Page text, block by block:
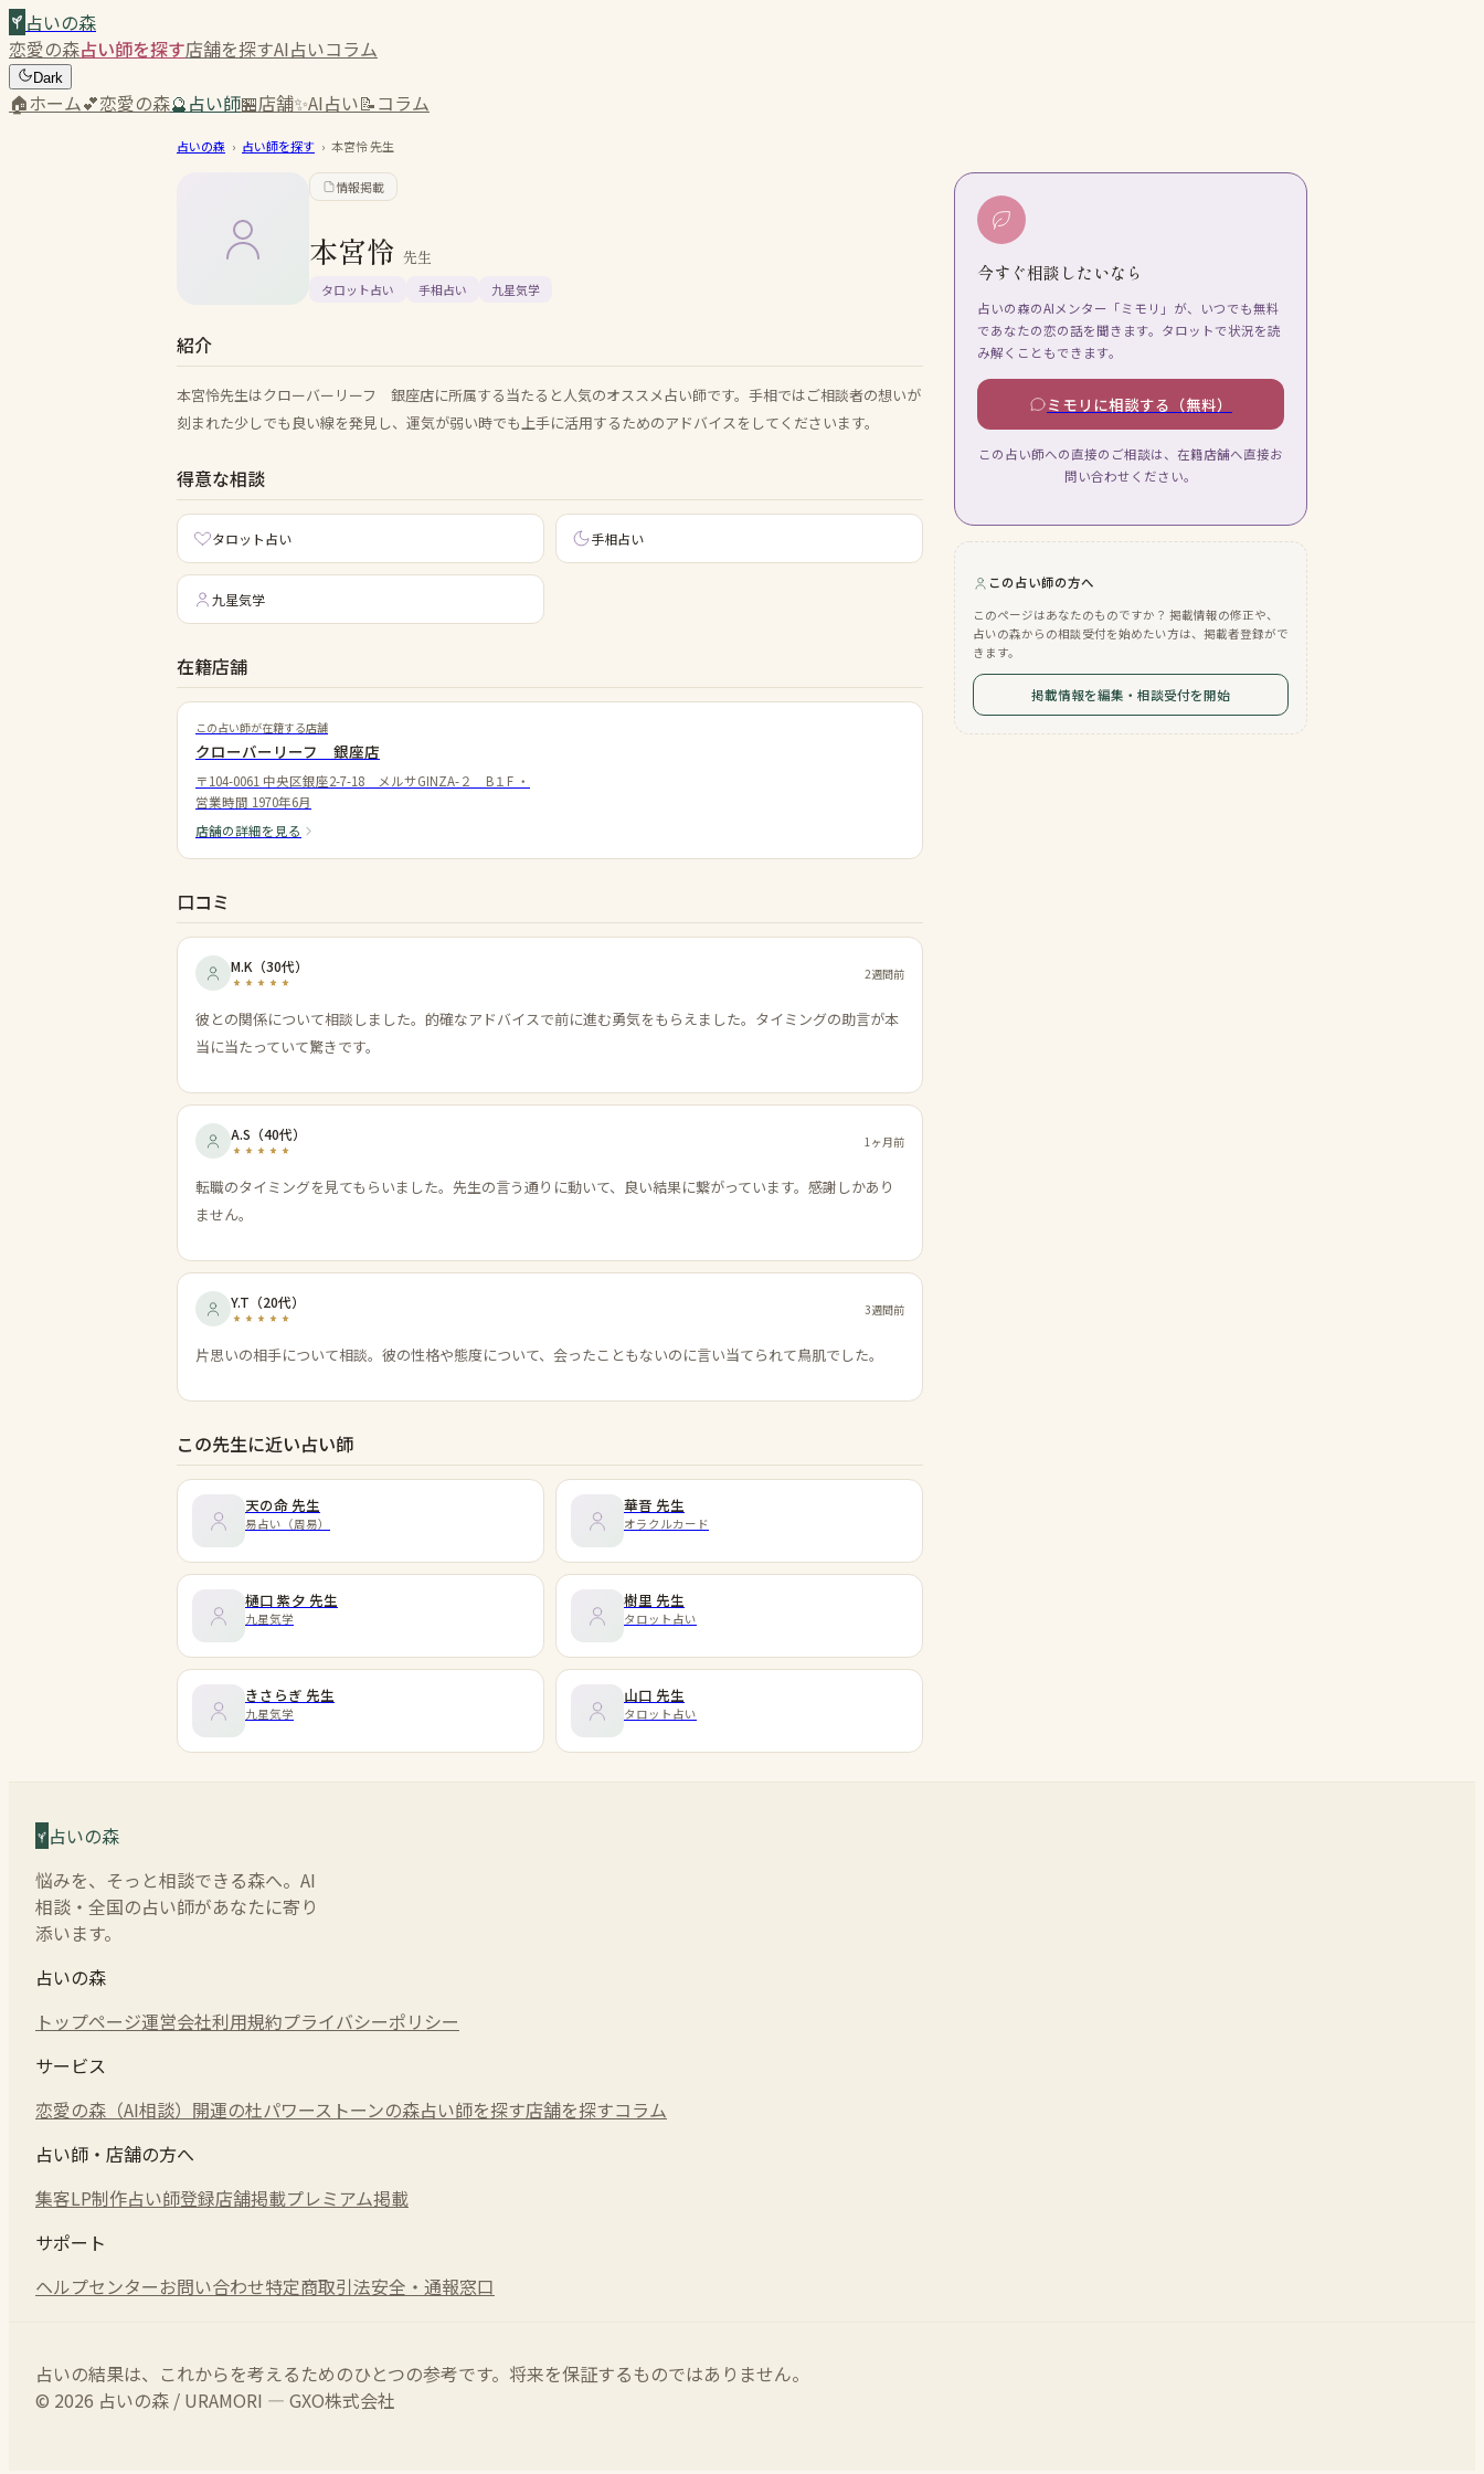
占いの森
恋愛の森占い師を探す店舗を探すAI占いコラム
Dark
🏠ホーム💕恋愛の森🔮占い師🏪店舗✨AI占い📝コラム
占いの森 › 占い師を探す › 本宮怜先生
情報掲載
本宮怜 先生
タロット占い 手相占い 九星気学
紹介
本宮怜先生はクローバーリーフ 銀座店に所属する当たると人気のオススメ占い師です。手相ではご相談者の想いが
刻まれた少しでも良い線を発見し、運気が弱い時でも上手に活用するためのアドバイスをしてくださいます。
得意な相談
タロット占い 手相占い
九星気学
在籍店舗
この占い師が在籍する店舗
クローバーリーフ 銀座店
〒104-0061 中央区銀座2-7-18 メルサGINZA-２ B１F ・
営業時間 1970年6月
店舗の詳細を見る
口コミ
M.K （30代） 2週間前
彼との関係について相談しました。的確なアドバイスで前に進む勇気をもらえました。タイミングの助言が本
当に当たっていて驚きです。
A.S （40代） 1ヶ月前
転職のタイミングを見てもらいました。先生の言う通りに動いて、良い結果に繋がっています。感謝しかあり
ません。
Y.T （20代） 3週間前
片思いの相手について相談。彼の性格や態度について、会ったこともないのに言い当てられて鳥肌でした。
この先生に近い占い師
天の命 先生
易占い（周易）
華音 先生
オラクルカード
樋口 紫夕 先生
九星気学
樹里 先生
タロット占い
きさらぎ 先生
九星気学
山口 先生
タロット占い
今すぐ相談したいなら
占いの森のAIメンター「ミモリ」が、いつでも無料
であなたの恋の話を聞きます。タロットで状況を読
み解くこともできます。
ミモリに相談する（無料）
この占い師への直接のご相談は、在籍店舗へ直接お
問い合わせください。
この占い師の方へ
このページはあなたのものですか？ 掲載情報の修正や、
占いの森からの相談受付を始めたい方は、掲載者登録がで
きます。
掲載情報を編集・相談受付を開始
占いの森
悩みを、そっと相談できる森へ。AI
相談・全国の占い師があなたに寄り
添います。
占いの森
トップページ運営会社利用規約プライバシーポリシー
サービス
恋愛の森（AI相談） 開運の杜パワーストーンの森占い師を探す店舗を探すコラム
占い師・店舗の方へ
集客LP制作占い師登録店舗掲載プレミアム掲載
サポート
ヘルプセンターお問い合わせ特定商取引法安全・通報窓口
占いの結果は、これからを考えるためのひとつの参考です。将来を保証するものではありません。
© 2026 占いの森 / URAMORI — GXO株式会社